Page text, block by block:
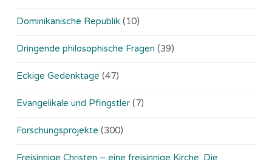
Dominikanische Republik (10)
Dringende philosophische Fragen (39)
Eckige Gedenktage (47)
Evangelikale und Pfingstler (7)
Forschungsprojekte (300)
Freisinnige Christen – eine freisinnige Kirche: Die